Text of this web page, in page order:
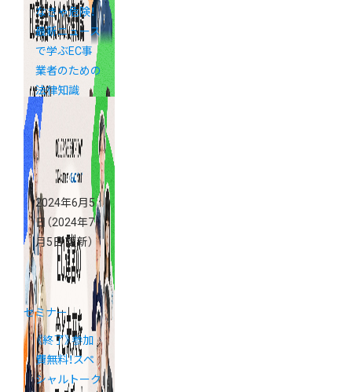
なきゃ危険！
最新ニュース
で学ぶEC事
業者のための
法律知識
2024年6月5
日 （2024年7
月5日 更新）
セミナー
《終了》参加
費無料！スペ
シャルトーク